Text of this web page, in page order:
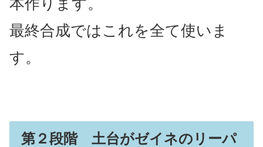
本作ります。
最終合成ではこれを全て使いま
す。
第２段階 土台がゼイネのリーパ